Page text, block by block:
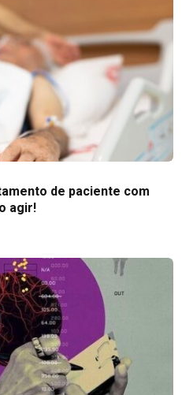
de paciente com
agir!